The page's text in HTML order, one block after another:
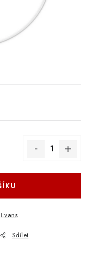
OD SMLOUVY
Evans
Sdílet